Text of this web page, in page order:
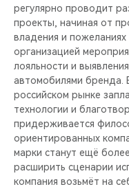
регулярно проводит
проекты, начиная от
владения и пожеланиях
организацией
лояльности и
автомобилями бренда.
российском рынке
технологии и
придерживается
ориентированных
марки станут ещё
расширить сценарии
компания возьмёт на